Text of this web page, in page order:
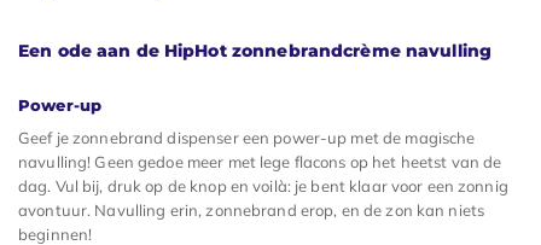
Een ode aan de HipHot zonnebrandcrème navulling
Power-up
Geef je zonnebrand dispenser een power-up met de magische
navulling! Geen gedoe meer met lege flacons op het heetst van de
dag. Vul bij, druk op de knop en voilà: je bent klaar voor een zonnig
avontuur. Navulling erin, zonnebrand erop, en de zon kan niets
beginnen!